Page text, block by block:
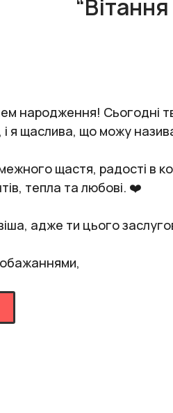
народження! Сьогодні
і я щаслива, що можу
щастя, радості в
тепла та любові. ❤️
адже ти цього